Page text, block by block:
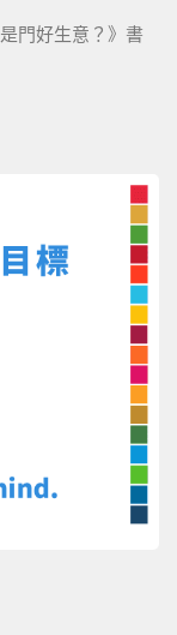
門好生意？》書